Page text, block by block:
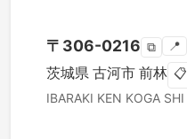
〒 306-0216 ⧉ 📍
茨城県 古河市 前林 📋
IBARAKI KEN KOGA SHI